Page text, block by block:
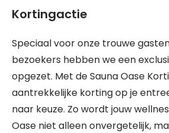
Kortingactie
Speciaal voor onze trouwe
bezoekers hebben we een
opgezet. Met de Sauna Oase
aantrekkelijke korting op je
naar keuze. Zo wordt jouw
Oase niet alleen onvergetelijk,